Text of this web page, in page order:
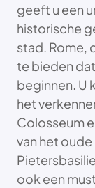
geeft u een
historische
stad. Rome,
te bieden
beginnen. U
het
Colosseum
van het oude
ook een